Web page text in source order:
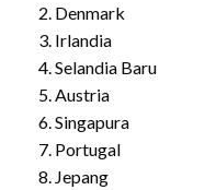
Denmark
Irlandia
Selandia Baru
Austria
Singapura
Portugal
Jepang